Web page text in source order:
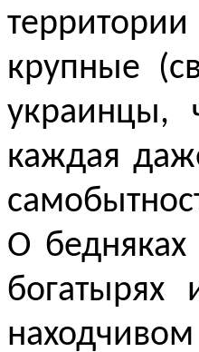
крупные
украинцы,
каждая
О